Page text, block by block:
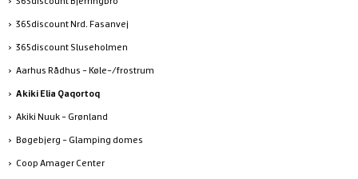
365discount Nrd. Fasanvej
365discount Sluseholmen
Aarhus Rådhus - Køle-/frostrum
Akiki Elia Qaqortoq
Akiki Nuuk - Grønland
Bøgebjerg - Glamping domes
Coop Amager Center